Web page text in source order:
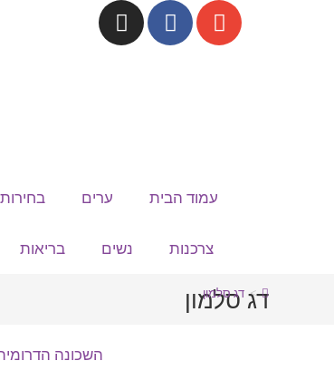
עמוד הבית ערים
צרכנות נשים בריאות
דג סלמון
> דג סלמון
השכונה